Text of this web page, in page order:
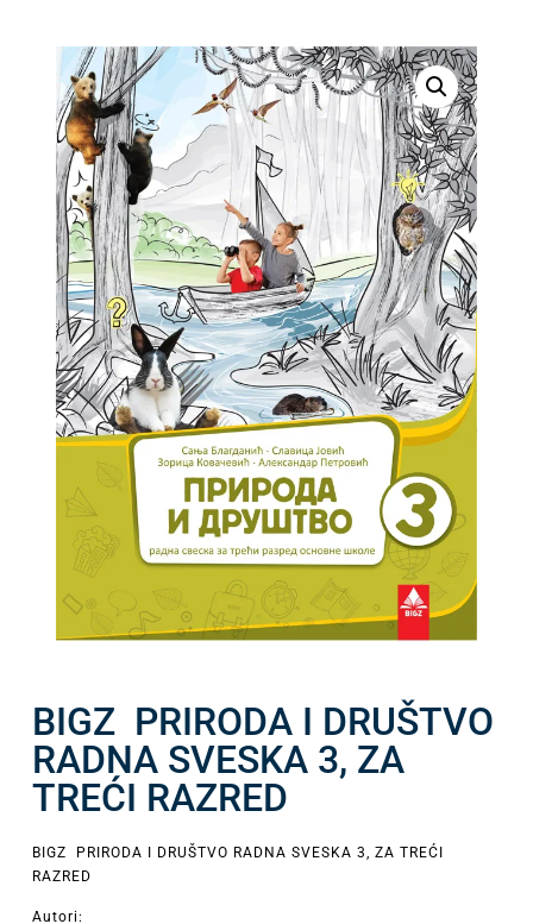
BIGZ PRIRODA I DRUŠTVO
RADNA SVESKA 3, ZA
TREĆI RAZRED
BIGZ PRIRODA I DRUŠTVO RADNA SVESKA 3, ZA TREĆI
RAZRED
Autori: